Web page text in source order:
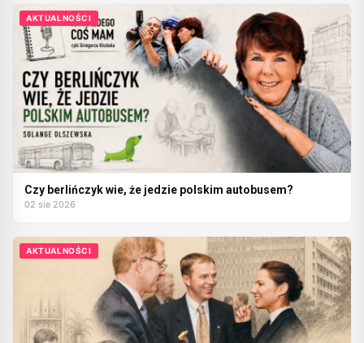
AKTUALNOŚCI
Czy berlińczyk wie, że jedzie polskim autobusem?
02 sie 2026
AKTUALNOŚCI